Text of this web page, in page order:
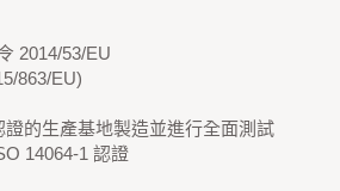
2014/53/EU
863/EU)
證的生產基地製造並進行全面測試
14064-1 認證